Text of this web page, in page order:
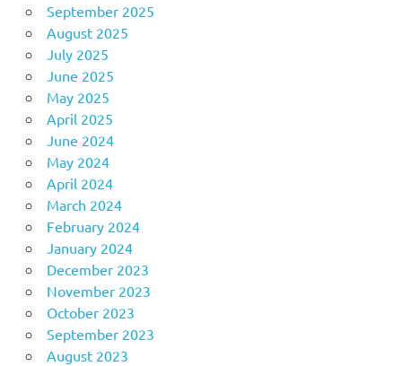
September 2025
August 2025
July 2025
June 2025
May 2025
April 2025
June 2024
May 2024
April 2024
March 2024
February 2024
January 2024
December 2023
November 2023
October 2023
September 2023
August 2023